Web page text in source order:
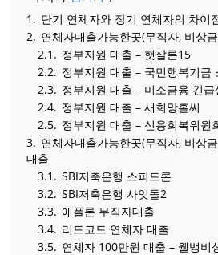
1. 단기 연체자와 장기 연체자의 차이
2. 연체자대출가능한곳(무직자, 비상
2.1. 정부지원 대출 – 햇살론15
2.2. 정부지원 대출 – 국민행복기금
2.3. 정부지원 대출 – 미소금융 긴급
2.4. 정부지원 대출 – 새희망홀씨
2.5. 정부지원 대출 – 신용회복위원
3. 연체자대출가능한곳(무직자, 비상
대출
3.1. SBI저축은행 스피드론
3.2. SBI저축은행 사잇돌2
3.3. 애플론 무직자대출
3.4. 리드코드 연체자 대출
3.5. 연체자 100만원 대출 – 웰뱅비